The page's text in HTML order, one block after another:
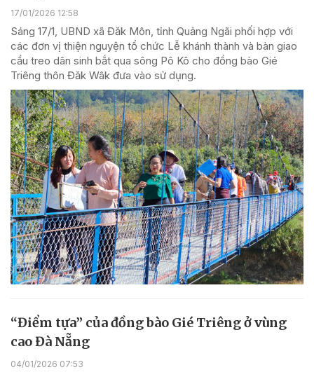
17/01/2026 12:58
Sáng 17/1, UBND xã Đăk Môn, tỉnh Quảng Ngãi phối hợp với
các đơn vị thiện nguyện tổ chức Lễ khánh thành và bàn giao
cầu treo dân sinh bắt qua sông Pô Kô cho đồng bào Gié
Triêng thôn Đăk Wâk đưa vào sử dụng.
“Điểm tựa” của đồng bào Gié Triêng ở vùng
cao Đà Nẵng
04/01/2026 07:53